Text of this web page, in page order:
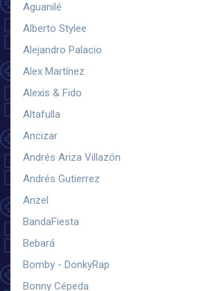
Aguanilé
Alberto Stylee
Alejandro Palacio
Alex Martínez
Alexis & Fido
Altafulla
Ancizar
Andrés Ariza Villazón
Andrés Gutierrez
Anzel
BandaFiesta
Bebará
Bomby - DonkyRap
Bonny Cépeda